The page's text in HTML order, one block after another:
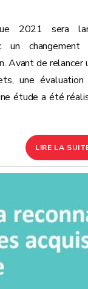
2021 sera
un changement
Avant de relancer
une
étude a été
LIRE LA